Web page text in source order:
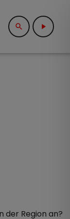
search play_arrow
close
der Region an?